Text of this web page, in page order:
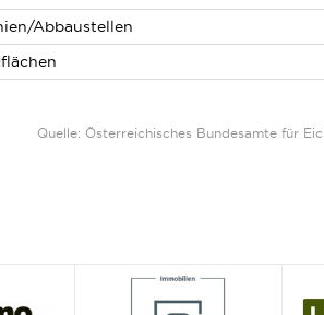
Abbaustellen
Quelle: Österreichisches Bundesamte für